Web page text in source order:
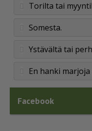
Torilta tai
Somesta.
Ystävältä tai
En hanki
Facebook